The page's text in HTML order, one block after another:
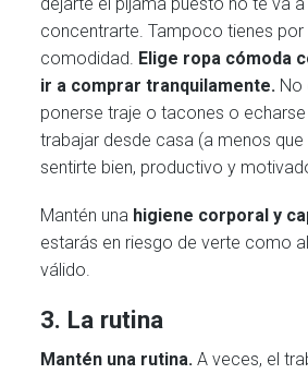
concentrarte. Tampoco tienes por
comodidad. Elige ropa cómoda
ir a comprar tranquilamente. No
ponerse traje o tacones o
trabajar desde casa (a menos
sentirte bien, productivo y
Mantén una higiene corporal y
estarás en riesgo de verte como
válido.
3. La rutina
Mantén una rutina. A veces, el